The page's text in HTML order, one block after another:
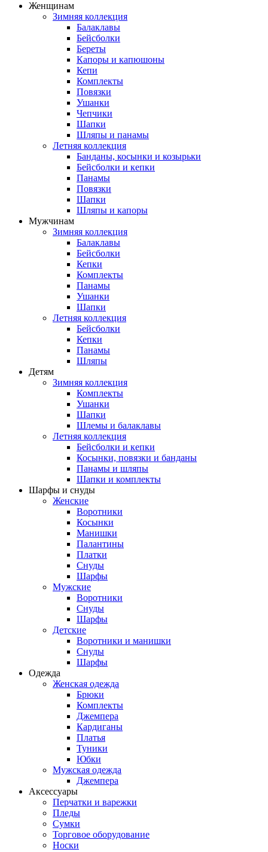
Женщинам
Зимняя коллекция
Балаклавы
Бейсболки
Береты
Капоры и капюшоны
Кепи
Комплекты
Повязки
Ушанки
Чепчики
Шапки
Шляпы и панамы
Летняя коллекция
Банданы, косынки и козырьки
Бейсболки и кепки
Панамы
Повязки
Шапки
Шляпы и капоры
Мужчинам
Зимняя коллекция
Балаклавы
Бейсболки
Кепки
Комплекты
Панамы
Ушанки
Шапки
Летняя коллекция
Бейсболки
Кепки
Панамы
Шляпы
Детям
Зимняя коллекция
Комплекты
Ушанки
Шапки
Шлемы и балаклавы
Летняя коллекция
Бейсболки и кепки
Косынки, повязки и банданы
Панамы и шляпы
Шапки и комплекты
Шарфы и снуды
Женские
Воротники
Косынки
Манишки
Палантины
Платки
Снуды
Шарфы
Мужские
Воротники
Снуды
Шарфы
Детские
Воротники и манишки
Снуды
Шарфы
Одежда
Женская одежда
Брюки
Комплекты
Джемпера
Кардиганы
Платья
Туники
Юбки
Мужская одежда
Джемпера
Аксессуары
Перчатки и варежки
Пледы
Сумки
Торговое оборудование
Носки